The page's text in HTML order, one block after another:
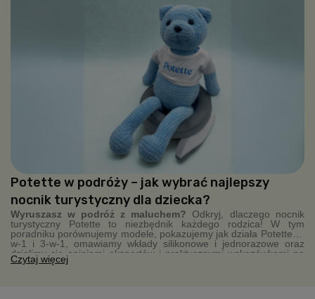
Potette w podróży – jak wybrać najlepszy
nocnik turystyczny dla dziecka?
Wyruszasz w podróż z maluchem? Odkryj, dlaczego nocnik
turystyczny Potette to niezbędnik każdego rodzica! W tym
poradniku porównujemy modele, pokazujemy jak działa Potette 2-
w-1 i 3-w-1, omawiamy wkłady silikonowe i jednorazowe oraz
dzielimy się opiniami ekspertów i praktycznymi wskazówkami na
wyjazdy. Kompaktowy, higieniczny, zawsze pod ręką – Potette
Czytaj więcej